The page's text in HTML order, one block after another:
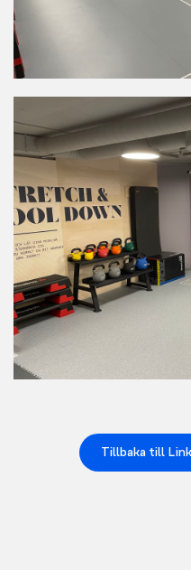
Tillbaka till